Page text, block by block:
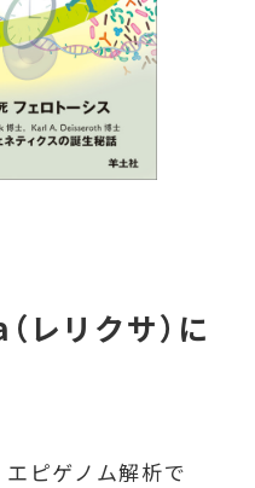
レリクサ）に
ピゲノム解析で